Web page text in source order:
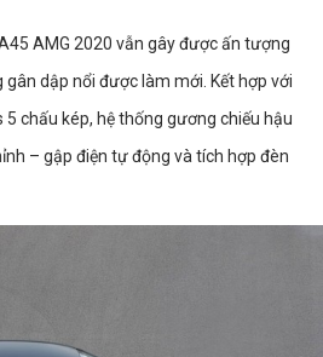
AMG 2020 vẫn gây được ấn tượng
dập nổi được làm mới. Kết hợp với
chấu kép, hệ thống gương chiếu hậu
– gập điện tự động và tích hợp đèn